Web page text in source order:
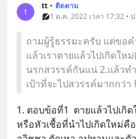
t
tt • ติดตาม
1 ต.ค. 2022 เวลา 17:32 •
ถามผู้รู้ธรรมะครับ แต่ขอค
แล้วเราตายแล้วไปเกิดให
นรกสวรรค์กันแน่ 2.แล้วท
เป้าที่จะไปสวรรค์มากกว่า
1. ตอบข้อที่1  ตายแล้วไปเกิ
หรือหัวเชื้อที่นําไปเกิดใหม่คื